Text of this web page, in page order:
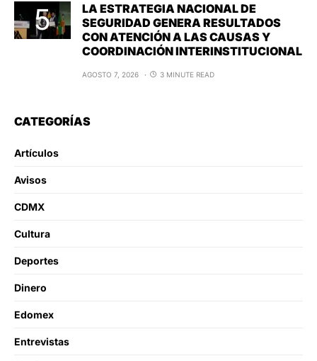
LA ESTRATEGIA NACIONAL DE
SEGURIDAD GENERA RESULTADOS
CON ATENCIÓN A LAS CAUSAS Y
COORDINACIÓN INTERINSTITUCIONAL
AGOSTO 7, 2026 3 MINUTE READ
CATEGORÍAS
Artículos
Avisos
CDMX
Cultura
Deportes
Dinero
Edomex
Entrevistas